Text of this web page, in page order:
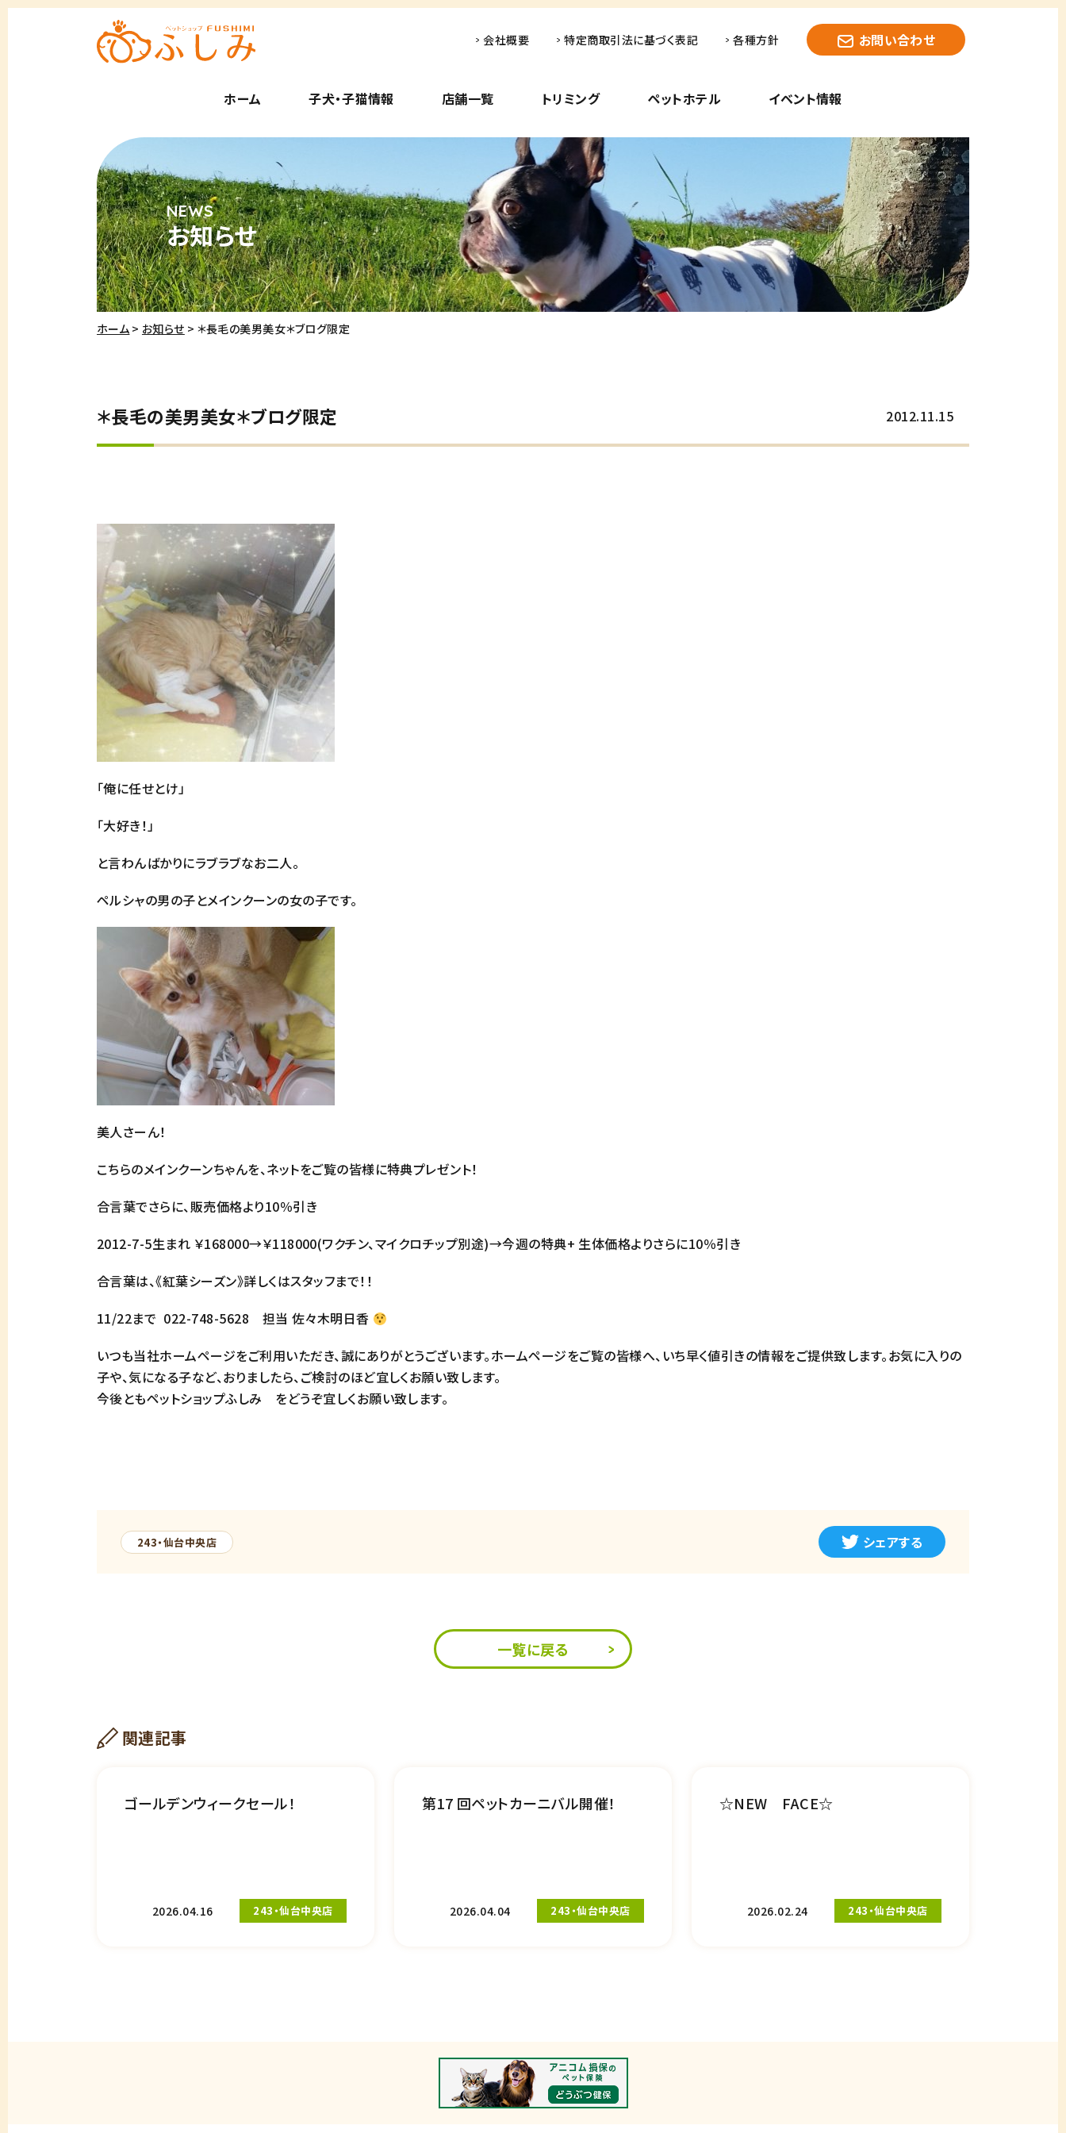
ホーム 子犬・子猫情報 店舗一覧 トリミング ペットホテル イベント情報
会社概要 特定商取引法に基づく表記 各種方針 お問い合わせ
お知らせ
ホーム お知らせ ＊長毛の美男美女＊ブログ限定
2012.11.15
＊長毛の美男美女＊ブログ限定
「俺に任せとけ」
「大好き！」
と言わんばかりにラブラブなお二人。
ペルシャの男の子とメインクーンの女の子です。
美人さーん！
こちらのメインクーンちゃんを、ネットをご覧の皆様に特典プレゼント！
合言葉でさらに、販売価格より10％引き
2012-7-5生まれ ￥168000→￥118000(ワクチン、マイクロチップ別途)→今週の特典+ 生体価格よりさらに10％引き
合言葉は、《紅葉シーズン》詳しくはスタッフまで！！
11/22まで 022-748-5628 担当 佐々木明日香
いつも当社ホームページをご利用いただき、誠にありがとうございます。ホームページをご覧の皆様へ、いち早く値引きの情報をご提供致します。お気に入りの
子や、気になる子など、おりましたら、ご検討のほど宜しくお願い致します。
今後ともペットショップふしみ をどうぞ宜しくお願い致します。
243・仙台中央店 シェアする
一覧に戻る
関連記事
ゴールデンウィークセール！
2026.04.16 243・仙台中央店
第17 回ペットカーニバル開催！
2026.04.04 243・仙台中央店
☆NEW FACE☆
2026.02.24 243・仙台中央店